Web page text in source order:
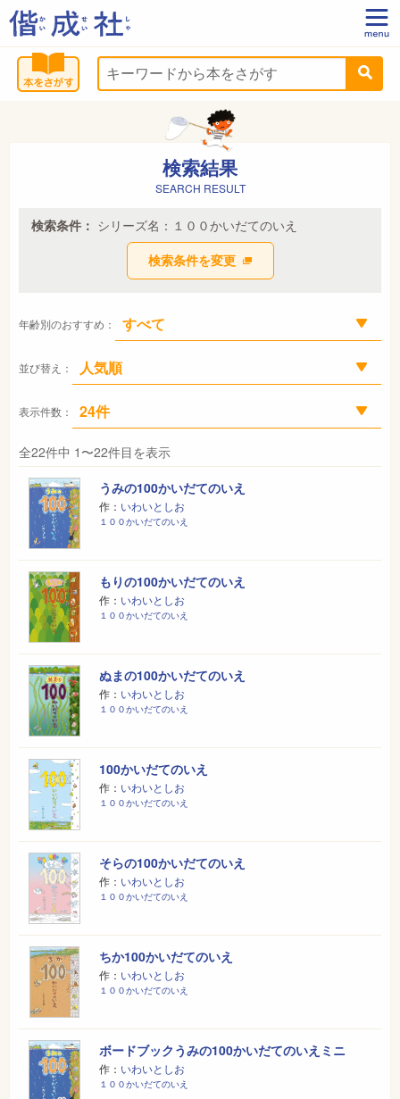
検索結果
SEARCH RESULT
検索条件： シリーズ名：１００かいだてのいえ
検索条件を変更
年齢別のおすすめ：
並び替え：
表示件数：
全22件中 1〜22件目を表示
うみの100かいだてのいえ
作： いわいとしお
１００かいだてのいえ
もりの100かいだてのいえ
作： いわいとしお
１００かいだてのいえ
ぬまの100かいだてのいえ
作： いわいとしお
１００かいだてのいえ
100かいだてのいえ
作： いわいとしお
１００かいだてのいえ
そらの100かいだてのいえ
作： いわいとしお
１００かいだてのいえ
ちか100かいだてのいえ
作： いわいとしお
１００かいだてのいえ
ボードブックうみの100かいだてのいえミニ
作： いわいとしお
１００かいだてのいえ